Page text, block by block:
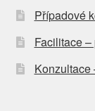
Případové
Facilitace
Konzultace